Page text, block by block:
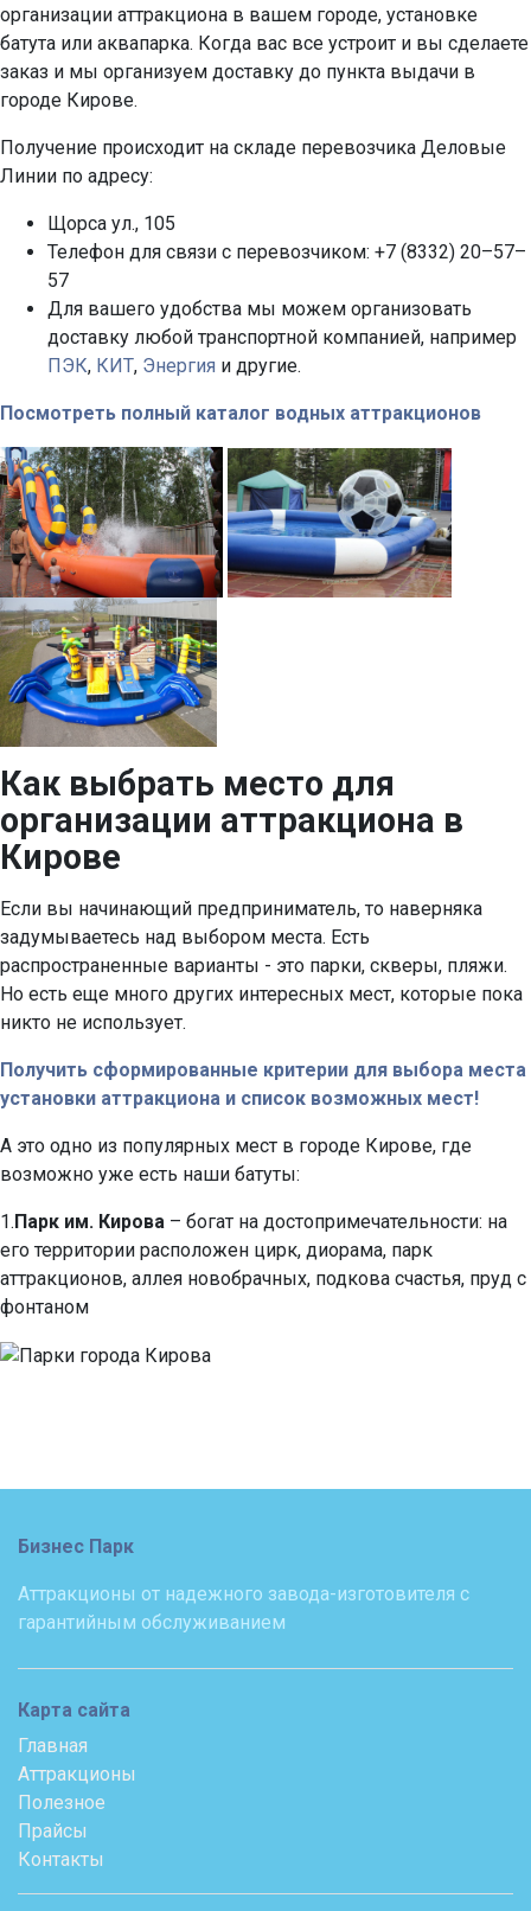
организации аттракциона в вашем городе, установке
батута или аквапарка. Когда вас все устроит и вы сделаете
заказ и мы организуем доставку до пункта выдачи в
городе Кирове.
Получение происходит на складе перевозчика Деловые
Линии по адресу:
Щорса ул., 105
Телефон для связи с перевозчиком: +7 (8332) 20–57–
57
Для вашего удобства мы можем организовать
доставку любой транспортной компанией, например
ПЭК, КИТ, Энергия и другие.
Посмотреть полный каталог водных аттракционов
Как выбрать место для
организации аттракциона в
Кирове
Если вы начинающий предприниматель, то наверняка
задумываетесь над выбором места. Есть
распространенные варианты - это парки, скверы, пляжи.
Но есть еще много других интересных мест, которые пока
никто не использует.
Получить сформированные критерии для выбора места
установки аттракциона и список возможных мест!
А это одно из популярных мест в городе Кирове, где
возможно уже есть наши батуты:
1.Парк им. Кирова – богат на достопримечательности: на
его территории расположен цирк, диорама, парк
аттракционов, аллея новобрачных, подкова счастья, пруд с
фонтаном
Бизнес Парк
Аттракционы от надежного завода-изготовителя с
гарантийным обслуживанием
Карта сайта
Главная
Аттракционы
Полезное
Прайсы
Контакты